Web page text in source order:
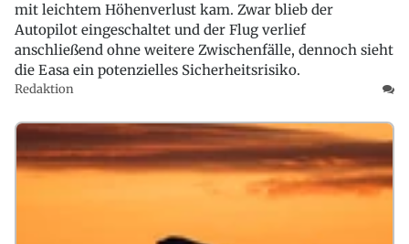
mit leichtem Höhenverlust kam. Zwar blieb der
Autopilot eingeschaltet und der Flug verlief
anschließend ohne weitere Zwischenfälle, dennoch sieht
die Easa ein potenzielles Sicherheitsrisiko.
Redaktion